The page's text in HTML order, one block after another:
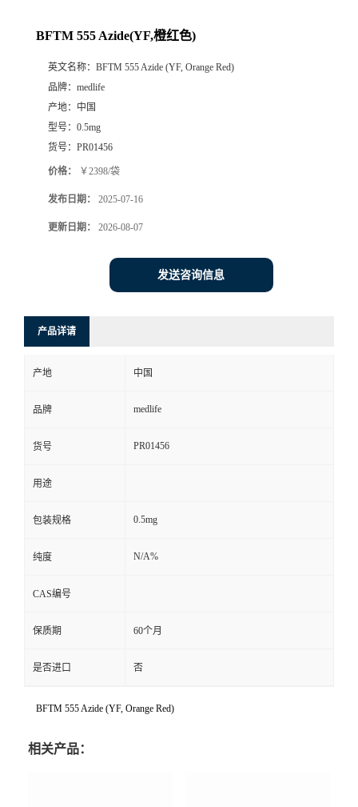
BFTM 555 Azide(YF,橙红色)
英文名称： BFTM 555 Azide (YF, Orange Red)
品牌： medlife
产地： 中国
型号： 0.5mg
货号： PR01456
价格： ￥2398/袋
发布日期： 2025-07-16
更新日期： 2026-08-07
发送咨询信息
产品详请
产地 中国
品牌 medlife
货号 PR01456
用途
包装规格 0.5mg
纯度 N/A%
CAS编号
保质期 60个月
是否进口 否
BFTM 555 Azide (YF, Orange Red)
相关产品：